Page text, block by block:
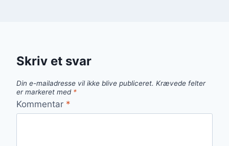
Skriv et svar
Din e-mailadresse vil ikke blive publiceret. Krævede felter
er markeret med *
Kommentar *